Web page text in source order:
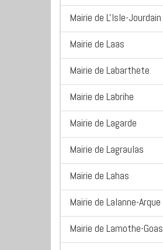
Mairie de L'Isle-Jourdain
Mairie de Laas
Mairie de Labarthete
Mairie de Labrihe
Mairie de Lagarde
Mairie de Lagraulas
Mairie de Lahas
Mairie de Lalanne-Arque
Mairie de Lamothe-Goas